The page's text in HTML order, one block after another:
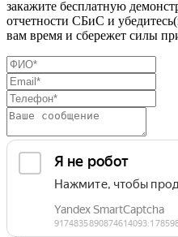
закажите бесплатную
отчетности СБиС и
вам время и сбережет силы